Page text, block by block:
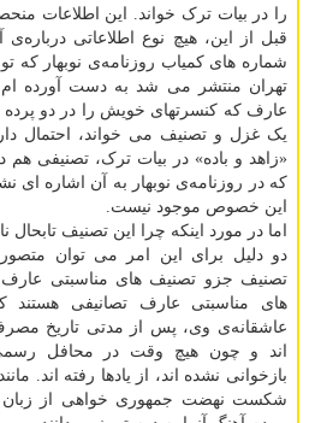
را در بیات ترک خواند. این اطلاعات
قبل از این، هیچ نوع اطلاعاتی
شماره های کمیاب روزنامه‌ی نوبهار که
تهران منتشر می شد به دست آورده
عارف که کنسرتهای خویش را در دو پرده
یک غزل و تصنیف می خواند، احتمال
«زاهد و باده» در بیات ترک، تصنیفی هم
که در روزنامه‌ی نوبهار به آن اشاره ای
این خصوص موجود نیست.
اما در مورد اینکه چرا این تصنیف تابحال
دو دلیل برای این امر می توان
تصنیف جزو تصنیف های مناسبتی
های مناسبتی عارف تصانیفی
عاشقانه‌ی وی، پس از مدتی تاریخ
اند و چون هیچ وقت در محافل
بازخوانی نشده اند، از یادها رفته اند.
شکست نهضت جمهوری خواهی از زبان